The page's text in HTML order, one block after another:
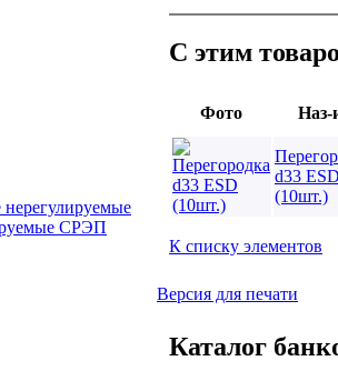
СРЭП
С этим
Фото Наз-
d33 ESD
(10шт.)
К списку элементов
Версия для печати
Каталог